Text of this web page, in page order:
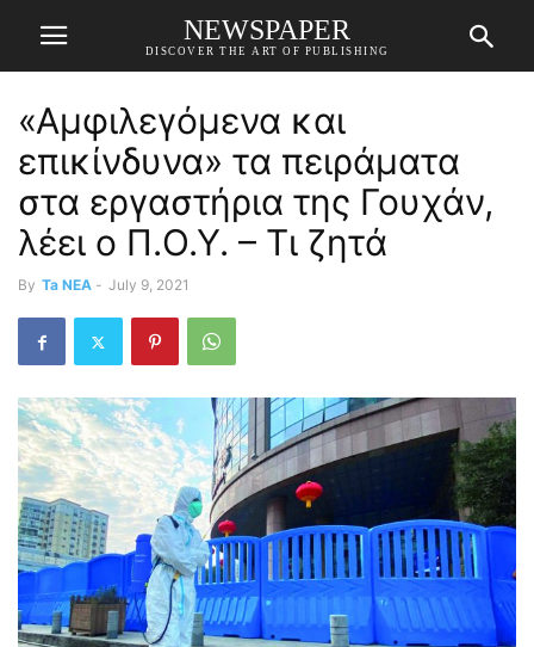
NEWSPAPER
DISCOVER THE ART OF PUBLISHING
«Αμφιλεγόμενα και
επικίνδυνα» τα πειράματα
στα εργαστήρια της Γουχάν,
λέει ο Π.Ο.Υ. – Τι ζητά
By Ta NEA - July 9, 2021